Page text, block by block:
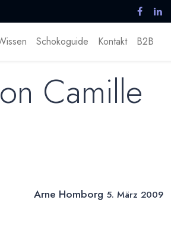
Schokoguide Kontakt B2B
Camille
Arne Homborg 5. März 2009